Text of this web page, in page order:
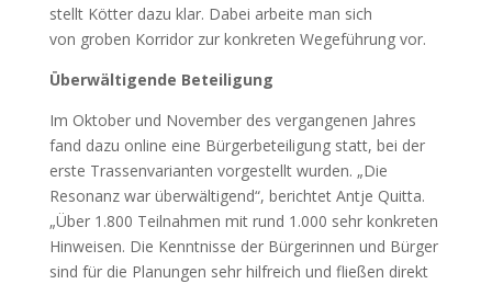
stellt Kötter dazu klar. Dabei arbeite man sich
von groben Korridor zur konkreten Wegeführung vor.
Überwältigende Beteiligung
Im Oktober und November des vergangenen Jahres
fand dazu online eine Bürgerbeteiligung statt, bei der
erste Trassenvarianten vorgestellt wurden. „Die
Resonanz war überwältigend“, berichtet Antje Quitta.
„Über 1.800 Teilnahmen mit rund 1.000 sehr konkreten
Hinweisen. Die Kenntnisse der Bürgerinnen und Bürger
sind für die Planungen sehr hilfreich und fließen direkt